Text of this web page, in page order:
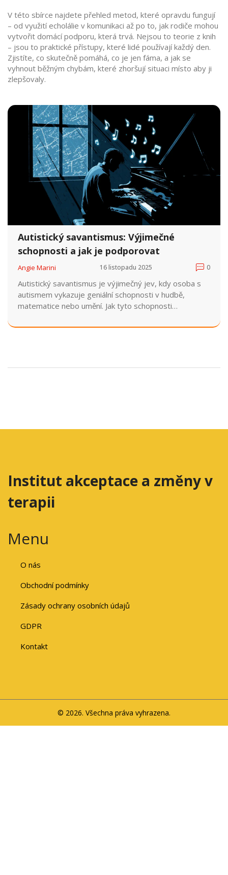
V této sbírce najdete přehled metod, které opravdu fungují
– od využití echolálie v komunikaci až po to, jak rodiče mohou
vytvořit domácí podporu, která trvá. Nejsou to teorie z knih
– jsou to praktické přístupy, které lidé používají každý den.
Zjistíte, co skutečně pomáhá, co je jen fáma, a jak se
vyhnout běžným chybám, které zhoršují situaci místo aby ji
zlepšovaly.
Autistický savantismus: Výjimečné
schopnosti a jak je podporovat
Angie Marini 16 listopadu 2025 0
Autistický savantismus je výjimečný jev, kdy osoba s
autismem vykazuje geniální schopnosti v hudbě,
matematice nebo umění. Jak tyto schopnosti
jejich potřeb.
Institut akceptace a změny v
terapii
Menu
O nás
Obchodní podmínky
Zásady ochrany osobních údajů
GDPR
Kontakt
© 2026. Všechna práva vyhrazena.